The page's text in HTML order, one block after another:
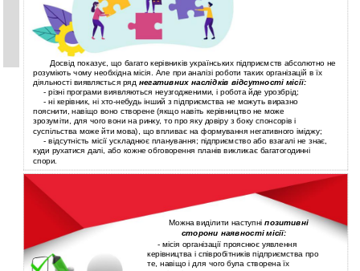
Досвід показує, що багато керівників українських підприємств абсолютно не
розуміють чому необхідна місія. Але при аналізі роботи таких організацій в їх
діяльності виявляється ряд негативних наслідків відсутності місії:
- різні програми виявляються неузгодженими, і робота йде урозбрід;
- ні керівник, ні хто-небудь інший з підприємства не можуть виразно
пояснити, навіщо воно створене (якщо навіть керівництво не може
зрозуміти, для чого вони на ринку, то про яку довіру з боку спонсорів і
суспільства може йти мова), що впливає на формування негативного іміджу;
- відсутність місії ускладнює планування; підприємство або взагалі не знає,
куди рухатися далі, або кожне обговорення планів викликає багатогодинні
спори.
Можна виділити наступніпозитивні
сторони наявності місії:
- місія організації прояснює уявлення
керівництва і співробітників підприємства про
те, навіщо і для чого була створена їх